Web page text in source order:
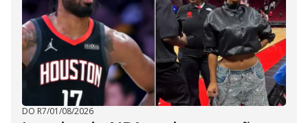
DO R7/01/08/2026